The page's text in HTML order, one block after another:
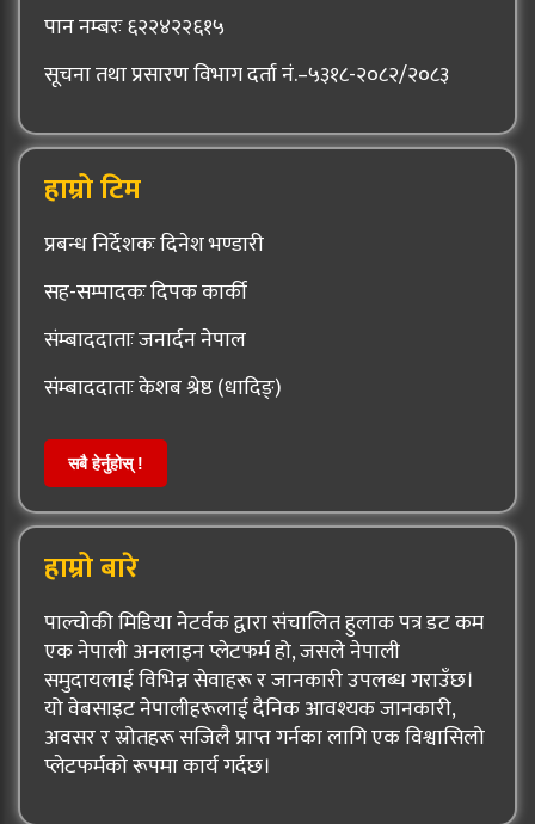
पान नम्बरः ६२२४२२६१५
सूचना तथा प्रसारण विभाग दर्ता नं.–५३१८-२०८२/२०८३
हाम्रो टिम
प्रबन्ध निर्देशकः दिनेश भण्डारी
सह-सम्पादकः दिपक कार्की
संम्बाददाताः जनार्दन नेपाल
संम्बाददाताः केशब श्रेष्ठ (धादिङ्)
सबै हेर्नुहोस् !
हाम्रो बारे
पाल्चोकी मिडिया नेटर्वक द्वारा संचालित हुलाक पत्र डट कम
एक नेपाली अनलाइन प्लेटफर्म हो, जसले नेपाली
समुदायलाई विभिन्न सेवाहरू र जानकारी उपलब्ध गराउँछ।
यो वेबसाइट नेपालीहरूलाई दैनिक आवश्यक जानकारी,
अवसर र स्रोतहरू सजिलै प्राप्त गर्नका लागि एक विश्वासिलो
प्लेटफर्मको रूपमा कार्य गर्दछ।